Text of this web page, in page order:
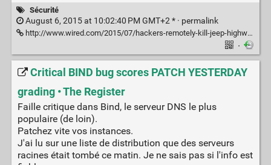
Sécurité
August 6, 2015 at 10:02:40 PM GMT+2 * · permalink
http://www.wired.com/2015/07/hackers-remotely-kill-jeep-highway/
·
Critical BIND bug scores PATCH YESTERDAY
grading • The Register
Faille critique dans Bind, le serveur DNS le plus
populaire (de loin).
Patchez vite vos instances.
J'ai lu sur une liste de distribution que des serveurs
racines était tombé ce matin. Je ne sais pas si l'info est